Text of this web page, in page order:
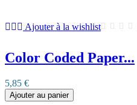
Ajouter à la wishlist
Color Coded Paper...
5,85 €
Ajouter au panier